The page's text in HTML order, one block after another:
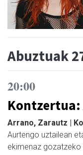
Abuztuak
20:00
Kontzertua:
Arrano, Zarautz |
Aurtengo uztailean
ekimenaz gozatzeko